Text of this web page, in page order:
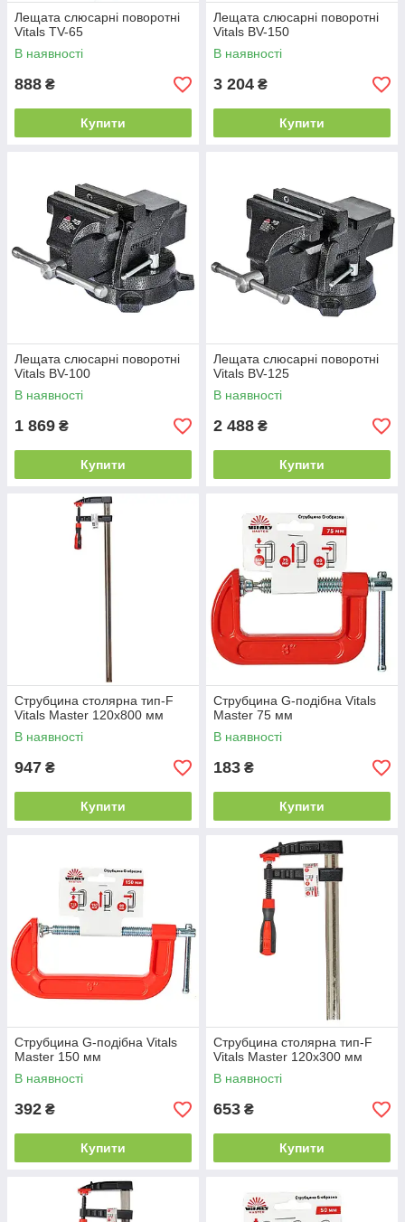
Лещата слюсарні поворотні
Vitals TV-65
В наявності
888 ₴
Купити
Лещата слюсарні поворотні
Vitals BV-150
В наявності
3 204 ₴
Купити
Лещата слюсарні поворотні
Vitals BV-100
В наявності
1 869 ₴
Купити
Лещата слюсарні поворотні
Vitals BV-125
В наявності
2 488 ₴
Купити
Струбцина столярна тип-F
Vitals Master 120х800 мм
В наявності
947 ₴
Купити
Струбцина G-подібна Vitals
Master 75 мм
В наявності
183 ₴
Купити
Струбцина G-подібна Vitals
Master 150 мм
В наявності
392 ₴
Купити
Струбцина столярна тип-F
Vitals Master 120х300 мм
В наявності
653 ₴
Купити